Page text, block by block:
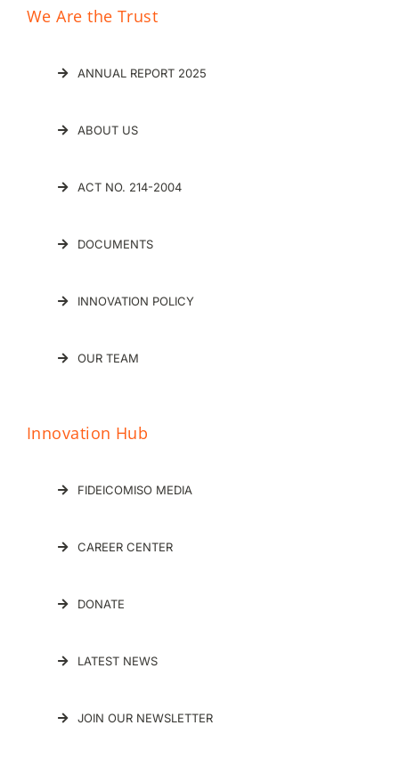
We Are the Trust
ANNUAL REPORT 2025
ABOUT US
ACT NO. 214-2004
DOCUMENTS
INNOVATION POLICY
OUR TEAM
Innovation Hub
FIDEICOMISO MEDIA
CAREER CENTER
DONATE
LATEST NEWS
JOIN OUR NEWSLETTER